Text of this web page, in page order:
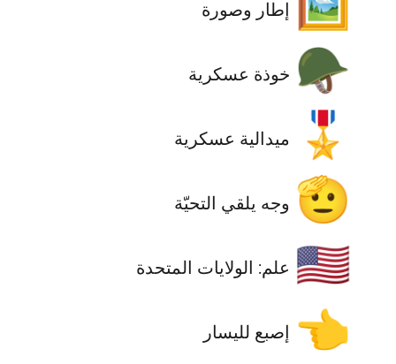
إطار وصورة
🪖 خوذة عسكرية
🎖️ ميدالية عسكرية
🫡 وجه يلقي التحيّة
🇺🇸 علم: الولايات المتحدة
👈 إصبع لليسار